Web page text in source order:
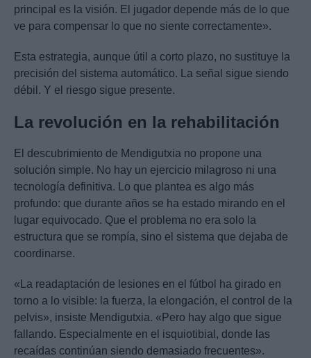
principal es la visión. El jugador depende más de lo que
ve para compensar lo que no siente correctamente».
Esta estrategia, aunque útil a corto plazo, no sustituye la
precisión del sistema automático. La señal sigue siendo
débil. Y el riesgo sigue presente.
La revolución en la rehabilitación
El descubrimiento de Mendigutxia no propone una
solución simple. No hay un ejercicio milagroso ni una
tecnología definitiva. Lo que plantea es algo más
profundo: que durante años se ha estado mirando en el
lugar equivocado. Que el problema no era solo la
estructura que se rompía, sino el sistema que dejaba de
coordinarse.
«La readaptación de lesiones en el fútbol ha girado en
torno a lo visible: la fuerza, la elongación, el control de la
pelvis», insiste Mendigutxia. «Pero hay algo que sigue
fallando. Especialmente en el isquiotibial, donde las
recaídas continúan siendo demasiado frecuentes».